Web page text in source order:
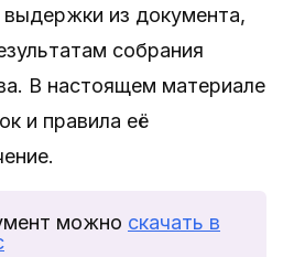
из документа,
собрания
В настоящем материале
и правила её
можно скачать в